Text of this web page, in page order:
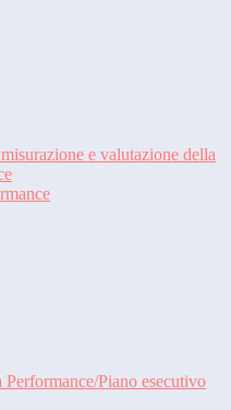
e valutazione della
Performance/Piano esecutivo